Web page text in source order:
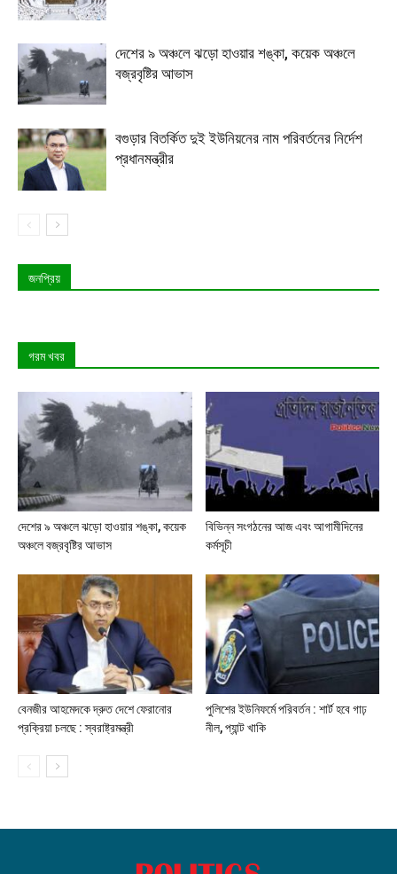
দেশের ৯ অঞ্চলে ঝড়ো হাওয়ার শঙ্কা, কয়েক অঞ্চলে
বজ্রবৃষ্টির আভাস
বগুড়ার বিতর্কিত দুই ইউনিয়নের নাম পরিবর্তনের নির্দেশ
প্রধানমন্ত্রীর
জনপ্রিয়
গরম খবর
দেশের ৯ অঞ্চলে ঝড়ো হাওয়ার শঙ্কা, কয়েক
অঞ্চলে বজ্রবৃষ্টির আভাস
বিভিন্ন সংগঠনের আজ এবং আগামীদিনের
কর্মসূচী
বেনজীর আহমেদকে দ্রুত দেশে ফেরানোর
প্রক্রিয়া চলছে : স্বরাষ্ট্রমন্ত্রী
পুলিশের ইউনিফর্মে পরিবর্তন : শার্ট হবে গাঢ়
নীল, প্যান্ট খাকি